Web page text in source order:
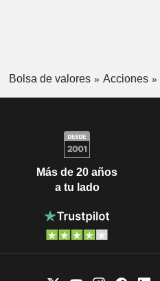
Bolsa de valores Acciones
Más de 20 años
a tu lado